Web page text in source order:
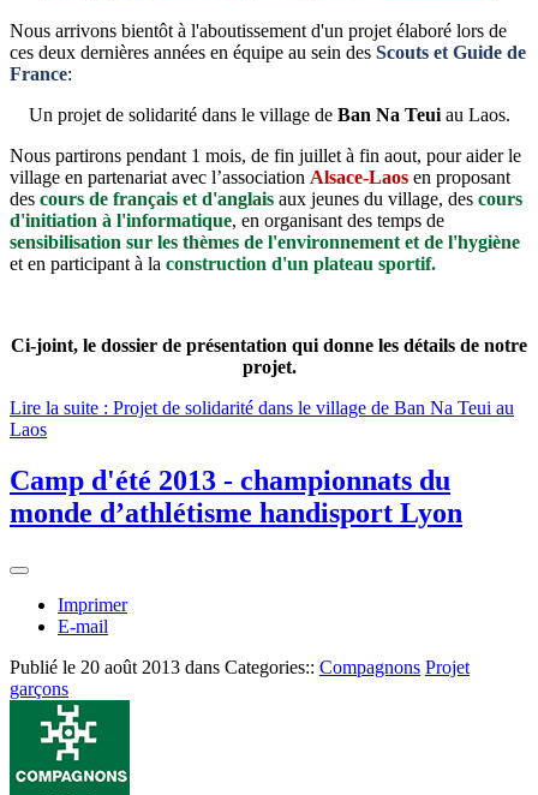
Nous arrivons bientôt à l'aboutissement d'un projet élaboré lors de
ces deux dernières années en équipe au sein des Scouts et Guide de
France:
Un projet de solidarité dans le village de Ban Na Teuiau Laos.
Nous partirons pendant 1 mois, de fin juillet à fin aout, pour aider le
village en partenariat avec l’association Alsace-Laos en proposant
des cours de français et d'anglais aux jeunes du village, des cours
d'initiation à l'informatique, en organisant des temps de
sensibilisation sur les thèmes de l'environnement et de l'hygiène
et en participant à la construction d'un plateau sportif.
Ci-joint, le dossier de présentation qui donne les détails de notre
projet.
Lire la suite : Projet de solidarité dans le village de Ban Na Teui au
Laos
Camp d'été 2013 - championnats du
monde d’athlétisme handisport Lyon
Imprimer
E-mail
Publié le 20 août 2013 dans Categories:: Compagnons Projet
garçons